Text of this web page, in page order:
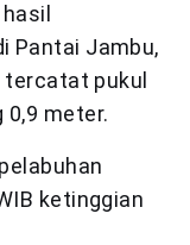
Pantai Jambu,
tercatat pukul
0,9 meter.
ketinggian